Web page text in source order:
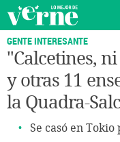
GENTE INTERESANTE
"Calcetines,
y otras 11
la Quadra-
Se casó en